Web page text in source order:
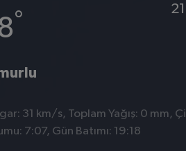
°
31 km/s, Toplam Yağış: 0 mm,
7:07, Gün Batımı: 19:18